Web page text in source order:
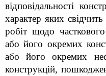
відповідальності
характер яких
робіт щодо
або його окремих
або його окремих
конструкцій,